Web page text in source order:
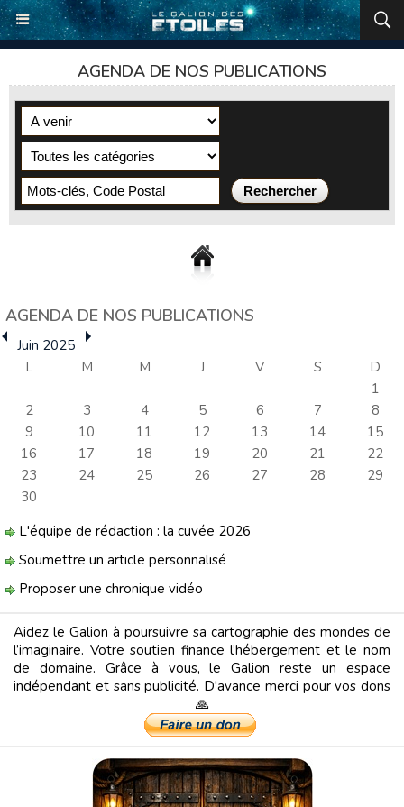
AGENDA DE NOS PUBLICATIONS
AGENDA DE NOS PUBLICATIONS
Juin 2025
L
M M J V S
D
1
2
3 4 5 6 7
8
9
10 11 12 13 14
15
16
17 18 19 20 21
22
23
24 25 26 27 28
29
30
L'équipe de rédaction : la cuvée 2026
Soumettre un article personnalisé
Proposer une chronique vidéo
Aidez le Galion à poursuivre sa cartographie des mondes de
l’imaginaire. Votre soutien finance l’hébergement et le nom
de domaine. Grâce à vous, le Galion reste un espace
indépendant et sans publicité. D'avance merci pour vos dons
🙏